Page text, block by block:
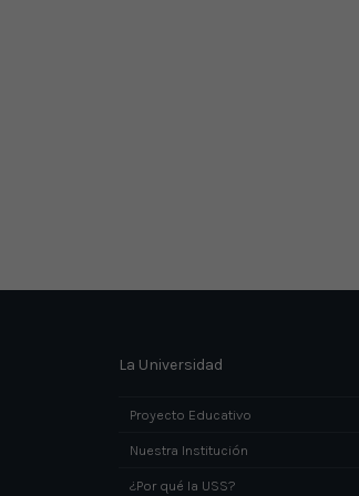
La Universidad
Proyecto Educativo
Nuestra Institución
¿Por qué la USS?